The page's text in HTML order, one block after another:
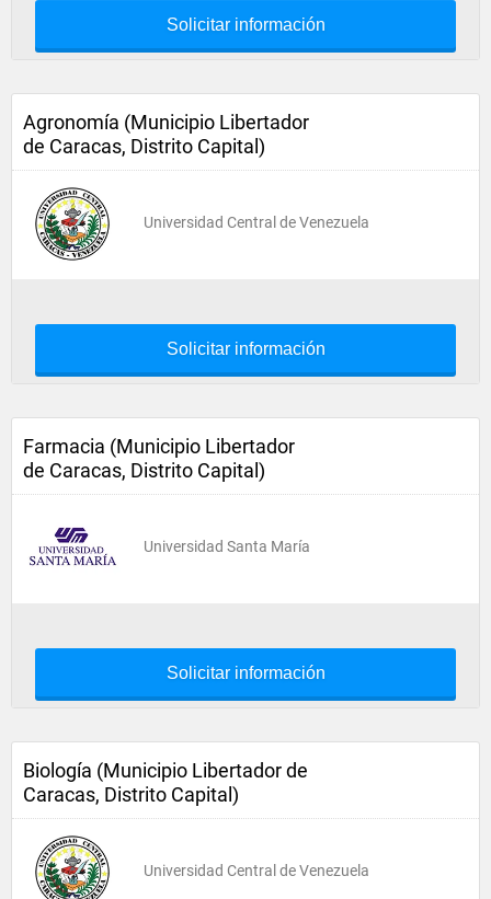
Solicitar información
Agronomía (Municipio Libertador
de Caracas, Distrito Capital)
Universidad Central de Venezuela
Solicitar información
Farmacia (Municipio Libertador
de Caracas, Distrito Capital)
Universidad Santa María
Solicitar información
Biología (Municipio Libertador de
Caracas, Distrito Capital)
Universidad Central de Venezuela